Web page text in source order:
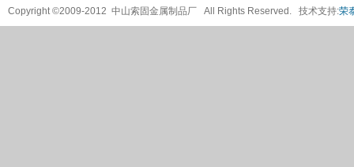
Copyright ©2009-2012 中山索固金属制品厂 All Rights Reserved. 技术支持:荣